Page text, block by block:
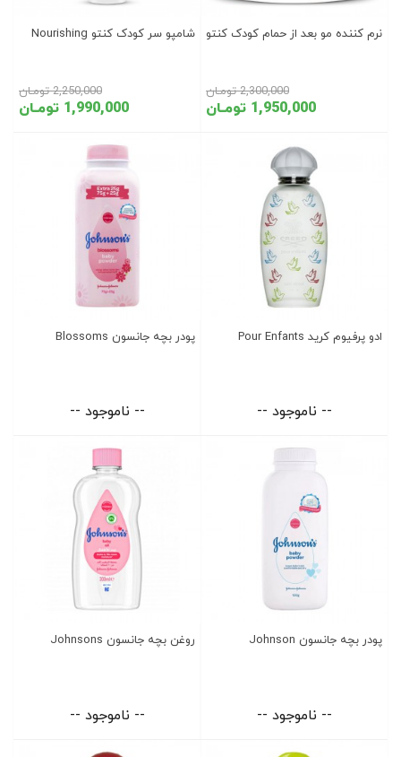
نرم کننده مو بعد از حمام کودک کنتو
1,950,000 تومـان
2,300,000 تومـان
شامپو سر کودک کنتو Nourishing
1,990,000 تومـان
2,250,000 تومـان
ادو پرفیوم کرید Pour Enfants
-- ناموجود --
پودر بچه جانسون Blossoms
-- ناموجود --
پودر بچه جانسون Johnson
-- ناموجود --
روغن بچه جانسون Johnsons
-- ناموجود --